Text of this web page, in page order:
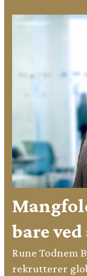
bare
Rune Todnem
rekrutterer